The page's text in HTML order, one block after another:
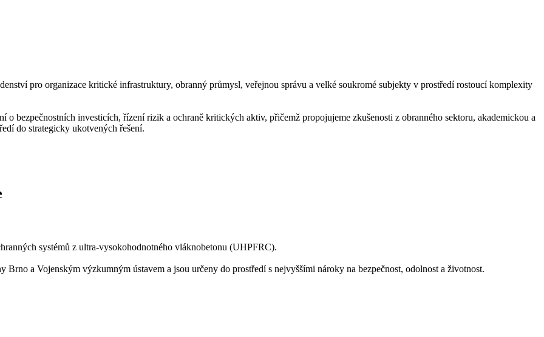
pro organizace kritické infrastruktury, obranný průmysl, veřejnou správu a velké soukromé subjekty v prostředí rostoucí komplexity
o bezpečnostních investicích, řízení rizik a ochraně kritických aktiv, přičemž propojujeme zkušenosti z obranného sektoru, akademickou a
do strategicky ukotvených řešení.
systémů z ultra-vysokohodnotného vláknobetonu (UHPFRC).
a Vojenským výzkumným ústavem a jsou určeny do prostředí s nejvyššími nároky na bezpečnost, odolnost a životnost.